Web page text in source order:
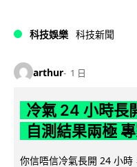
科技娛樂 科技新聞
arthur 1 日
冷氣 24 小時長
自測結果兩極
你信唔信冷氣長開 24 小